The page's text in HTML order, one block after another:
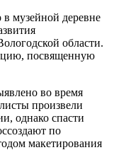
музейной деревне
области.
посвященную
во время
произвели
однако спасти
по
макетирования